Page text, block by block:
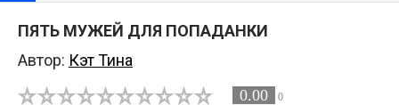
ПЯТЬ МУЖЕЙ ДЛЯ ПОПАДАНКИ
Автор: Кэт Тина
0.00 0